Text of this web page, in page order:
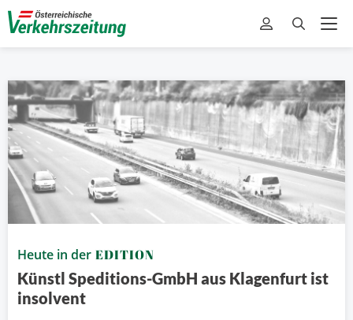
Heute in der EDITION
Künstl Speditions-GmbH aus Klagenfurt ist
insolvent